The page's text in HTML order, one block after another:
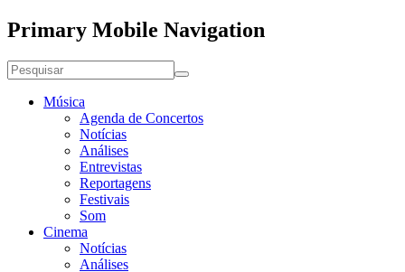
Primary Mobile Navigation
Música
Agenda de Concertos
Notícias
Análises
Entrevistas
Reportagens
Festivais
Som
Cinema
Notícias
Análises